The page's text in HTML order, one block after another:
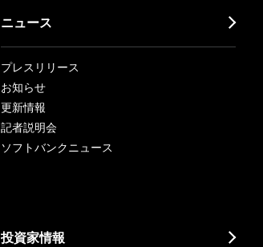
ニュース
プレスリリース
お知らせ
更新情報
記者説明会
ソフトバンクニュース
投資家情報